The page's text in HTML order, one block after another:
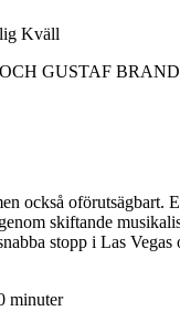
Kväll
GUSTAF
också oförutsägbart.
skiftande
stopp i Las
minuter